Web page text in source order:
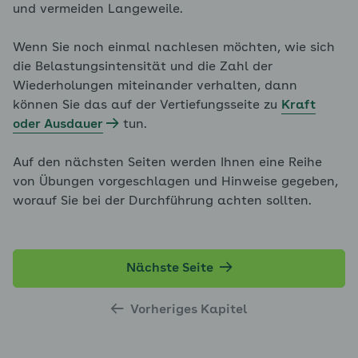
und vermeiden Langeweile.
Wenn Sie noch einmal nachlesen möchten, wie sich
die Belastungsintensität und die Zahl der
Wiederholungen miteinander verhalten, dann
können Sie das auf der Vertiefungsseite zu Kraft
oder Ausdauer
tun.
Auf den nächsten Seiten werden Ihnen eine Reihe
von Übungen vorgeschlagen und Hinweise gegeben,
worauf Sie bei der Durchführung achten sollten.
Vorheriges Kapitel
Nächste Seite